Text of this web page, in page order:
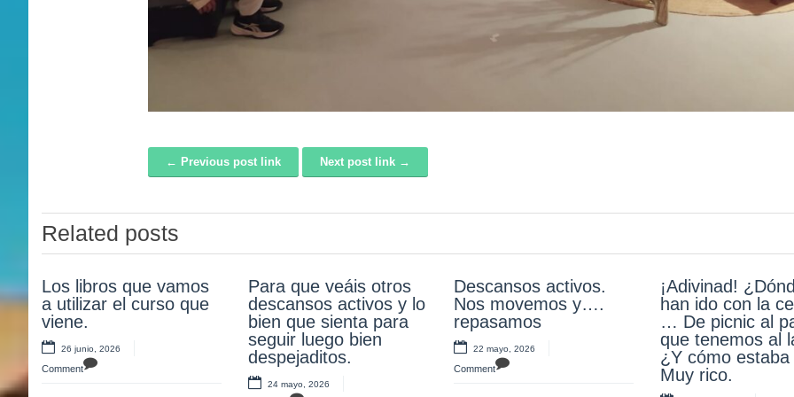
Post navigation← Previous post link Next post link →
Related posts
Los libros que vamos
a utilizar el curso que
viene.
26 junio, 2026
Comment
Para que veáis otros
descansos activos y lo
bien que sienta para
seguir luego bien
despejaditos.
24 mayo, 2026
Descansos activos.
Nos movemos y….
repasamos
22 mayo, 2026
Comment
¡Adivinad!
han ido con la
… De picnic al
que tenemos al
¿Y cómo estaba
Muy rico.
¡Atención!
20 mayo, 2026
Nuestro alumnos y
alumnas de tercero en
la Museo del Ejército,
aprendiendo y
disfrutando. ¡Olee!
17 mayo, 2026
¡Muchas gracias
familias! Un año más
disfrutando toda la
comunidad educativa
con unos juegos
divertidos y un
Muchas gracias
nuestros profes
querer pasar un
maravilloso en
du foi. ¡Se lo
pasaron….genial!